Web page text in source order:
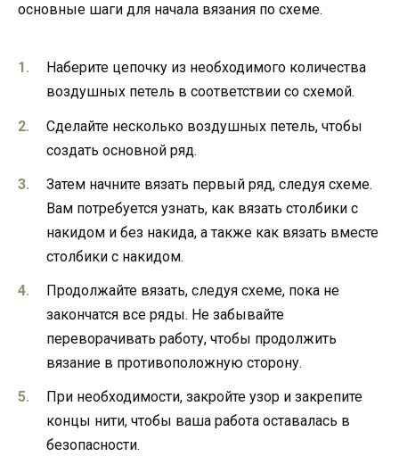
основные шаги для начала вязания по схеме.
Наберите цепочку из необходимого количества
воздушных петель в соответствии со схемой.
Сделайте несколько воздушных петель, чтобы
создать основной ряд.
Затем начните вязать первый ряд, следуя схеме.
Вам потребуется узнать, как вязать столбики с
накидом и без накида, а также как вязать вместе
столбики с накидом.
Продолжайте вязать, следуя схеме, пока не
закончатся все ряды. Не забывайте
переворачивать работу, чтобы продолжить
вязание в противоположную сторону.
При необходимости, закройте узор и закрепите
концы нити, чтобы ваша работа оставалась в
безопасности.